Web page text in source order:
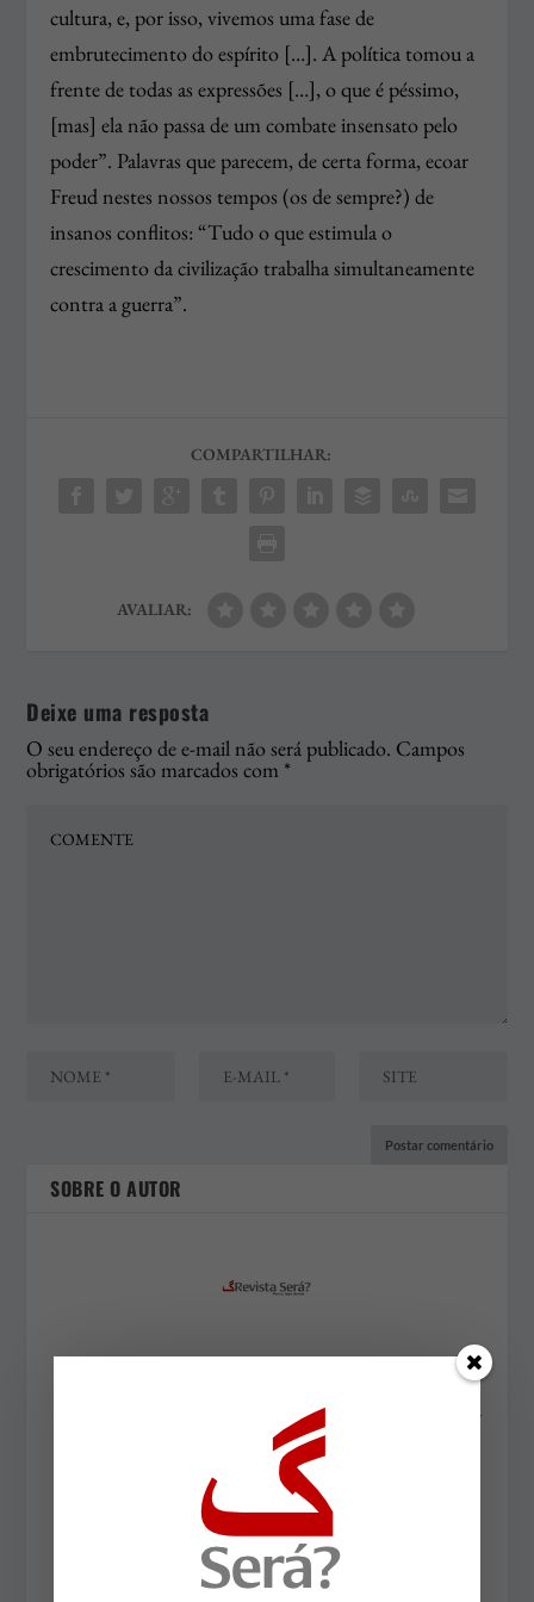
cultura, e, por isso, vivemos uma fase de
embrutecimento do espírito […]. A política tomou a
frente de todas as expressões […], o que é péssimo,
[mas] ela não passa de um combate insensato pelo
poder”. Palavras que parecem, de certa forma, ecoar
Freud nestes nossos tempos (os de sempre?) de
insanos conflitos: “Tudo o que estimula o
crescimento da civilização trabalha simultaneamente
contra a guerra”.
COMPARTILHAR:
AVALIAR:
Deixe uma resposta
O seu endereço de e-mail não será publicado. Campos
obrigatórios são marcados com *
SOBRE O AUTOR
Paulo Gustavo, recifense (1957), é Mestre em Teoria
da Literatura pela UFPE, sócio-fundador da
Consultexto e membro da Academia Pernambucana
de Letras. Dirigiu por três anos a Editora
Massangana, da Fundação Joaquim Nabuco.
Publicou sete livros de poesia e dois livros de